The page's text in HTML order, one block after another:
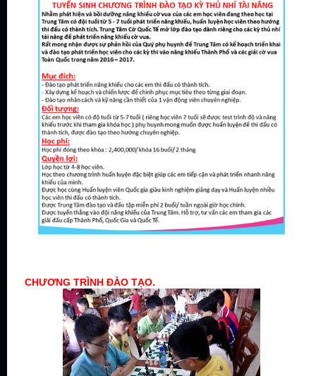
CHƯƠNG TRÌNH ĐÀO TẠO.